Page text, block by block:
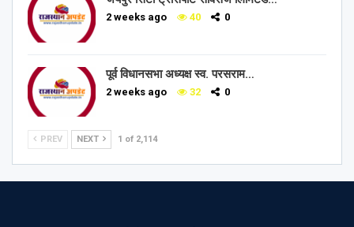
2 weeks ago 40 0
पूर्व विधानसभा अध्यक्ष स्व. परसराम…
2 weeks ago 32 0
PREV NEXT 1 of 2,114